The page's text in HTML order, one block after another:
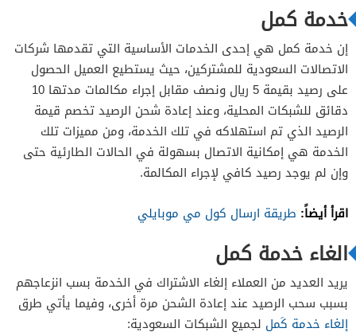
خدمة كمل
إن خدمة كمل هي إحدى الخدمات الأساسية التي تقدمها شركات
الاتصالات السعودية للمشتركين، حيث يستطيع العميل الحصول
على رصيد بقيمة 5 ريال ونصف مقابل إجراء مكالمات مدتها 10
دقائق للشبكات المحلية، وعند إعادة شحن الرصيد تخصم قيمة
الرصيد الذي تم استهلاكه في تلك الخدمة، ومن مميزات تلك
الخدمة هي إمكانية الاتصال بسهولة في الحالات الطارئية حتى
وإن لم يوجد رصيد كافي لإجراء المكالمة.
اقرأ أيضاً: طريقة ارسال كول مي موبايلي
الغاء خدمة كمل
يريد العديد من العملاء إلغاء الاشتراك في الخدمة بسب انزعاجهم
بسبب سحب الرصيد عند إعادة الشحن مرة أخرى، وفيما يأتي طرق
إلغاء خدمة كَمل لجميع الشبكات السعودية: